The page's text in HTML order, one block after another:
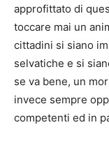
approfittato di
toccare mai un
cittadini si siano
selvatiche e si
se va bene, un
invece sempre
competenti ed in